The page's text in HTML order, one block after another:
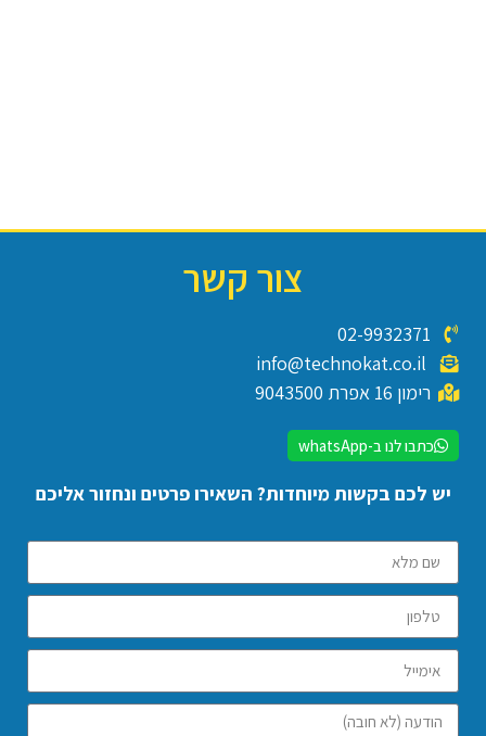
צור קשר
02-9932371
רימון 16 אפרת 9043500
כתבו לנו ב-whatsApp
יש לכם בקשות מיוחדות? השאירו פרטים ונחזור אליכם